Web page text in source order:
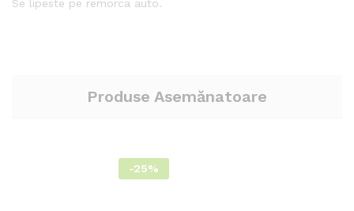
Se lipeste pe remorca auto.
Produse Asemănatoare
-25%